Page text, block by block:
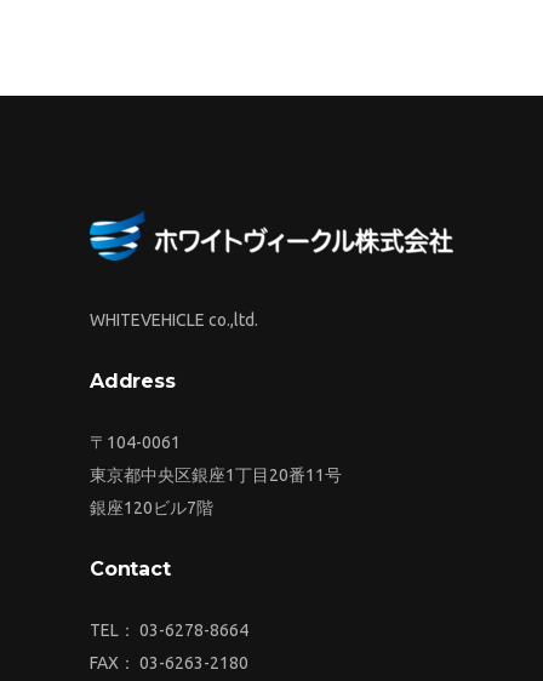
WHITEVEHICLE co.,ltd.
Address
〒104-0061
東京都中央区銀座1丁目20番11号
銀座120ビル7階
Contact
TEL： 03-6278-8664
FAX： 03-6263-2180